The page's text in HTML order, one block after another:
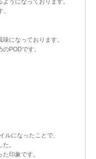
うになっております。
になっております。
PODです。
ルになったことで、
。
印象です。